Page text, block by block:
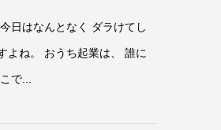
日はなんとなく ダラけてし
よね。 おうち起業は、 誰に
で...